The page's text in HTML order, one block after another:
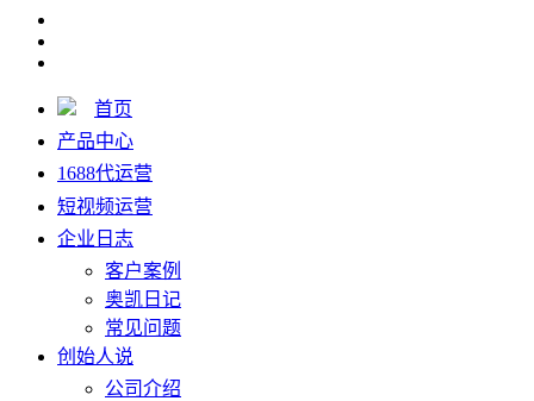
首页
产品中心
1688代运营
短视频运营
企业日志
客户案例
奥凯日记
常见问题
创始人说
公司介绍